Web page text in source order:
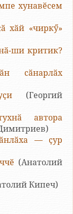
хунавӗсем
хӑй «чиркӳ»
ши критик?
сӑнарлӑх
(Георгий
автора
— ҫур
(Анатолий
Кипеч)